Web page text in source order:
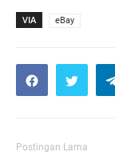
VIA eBay
Postingan Lama